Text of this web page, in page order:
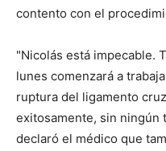
contento con el
"Nicolás está impecable.
lunes comenzará a
ruptura del ligamento
exitosamente, sin ningún
declaró el médico que